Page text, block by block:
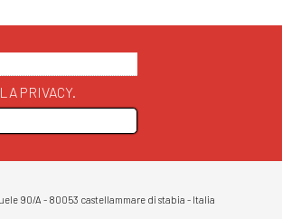
PRIVACY.
90/A - 80053 castellammare di stabia - Italia